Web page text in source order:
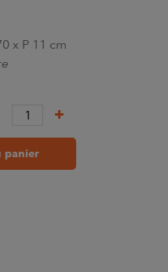
x P 11 cm
panier